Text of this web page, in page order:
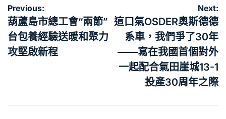
文
章
導
覽
Previous:
葫蘆島市總工會“兩節”
台包養經驗送暖和聚力
攻堅啟新程
Next:
這口氣OSDER奧斯德德
系車，我們爭了30年
——寫在我國首個對外
一起配合氣田崖城13-1
投產30周年之際